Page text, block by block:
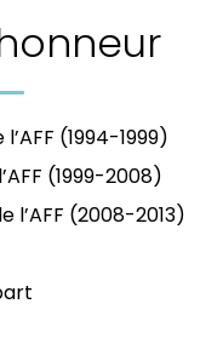
(1994-1999)
(1999-2008)
l’AFF (2008-2013)